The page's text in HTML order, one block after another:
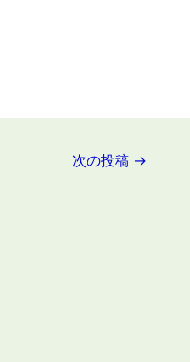
次の投稿 →